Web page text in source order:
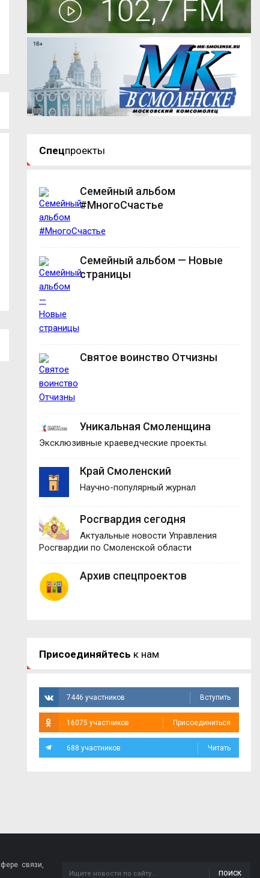
В библиотеках учреждений
смоленского УФСИН...
Спецпроекты
Семейный альбом
#МногоСчастье
Семейный альбом — Новые
страницы
Святое воинство Отчизны
Уникальная Смоленщина
Эксклюзивные краеведческие проекты.
Край Смоленский
Научно-популярный журнал
Росгвардия сегодня
Актуальные новости Управления
Росгвардии по Смоленской области
Архив спецпроектов
Присоединяйтесь к нам
7446 участников Вступить
16075 участников Присоединиться
688 участников Читать
связи,
ПОИСК